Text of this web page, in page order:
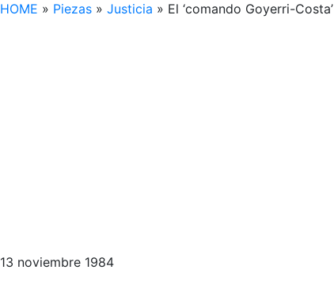
HOME » Piezas » Justicia » El ‘comando Goyerri-
13 noviembre 1984